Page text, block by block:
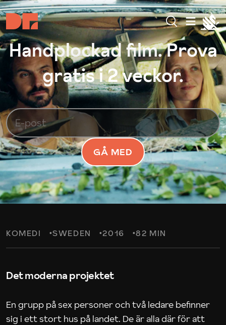
Handplockad film. Prova
gratis i 2 veckor.
GÅ MED
KOMEDI SWEDEN 2016 82 MIN
Det moderna projektet
En grupp på sex personer och två ledare befinner
sig i ett stort hus på landet. De är alla där för att